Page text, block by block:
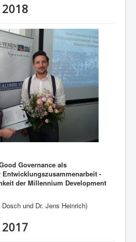
Governance als
-
der Millennium Development
und Dr. Jens Heinrich)